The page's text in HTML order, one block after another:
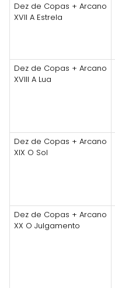
Dez de Copas + Arcano
XVII A Estrela
Dez de Copas + Arcano
XVIII A Lua
Dez de Copas + Arcano
XIX O Sol
Dez de Copas + Arcano
XX O Julgamento